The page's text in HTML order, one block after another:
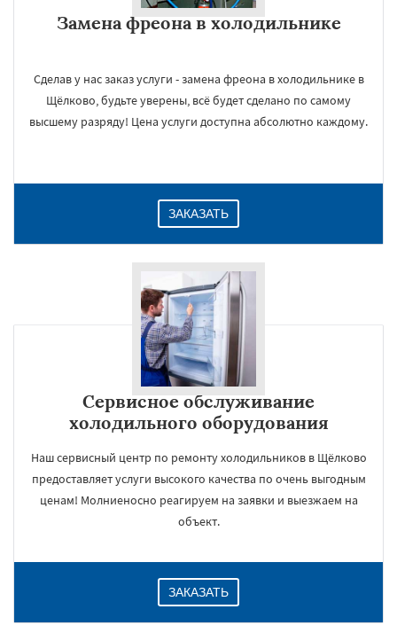
Замена фреона в холодильнике
Сделав у нас заказ услуги - замена фреона в холодильнике в
Щёлково, будьте уверены, всё будет сделано по самому
высшему разряду! Цена услуги доступна абсолютно каждому.
ЗАКАЗАТЬ
Сервисное обслуживание
холодильного оборудования
Наш сервисный центр по ремонту холодильников в Щёлково
предоставляет услуги высокого качества по очень выгодным
ценам! Молниеносно реагируем на заявки и выезжаем на
объект.
ЗАКАЗАТЬ